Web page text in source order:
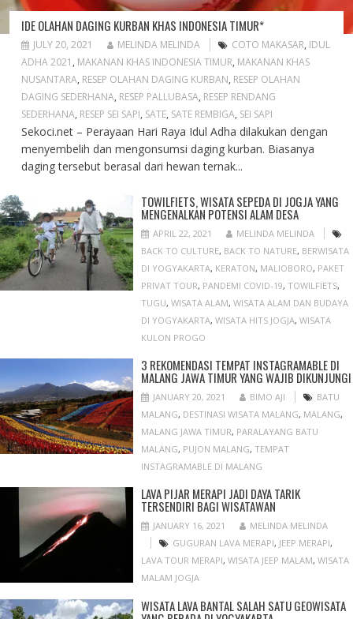
IDE OLAHAN DAGING KURBAN KHAS INDONESIA TIMUR*
JULY 20, 2021 MELINDA MELINDA COTO MAKASAR, IDUL
ADHA 2021 , MAKANAN KHAS INDONESIA TIMUR, MAKANAN KHAS
NUSANTARA, RESEP OLAHAN DAGING KURBAN, RESEP OLAHAN
DAGING SEDERHANA, RESEP PALLUBASA, RESEP RENDANG
SEDERHANA, RESEP SEI SAPI, SATE, SATE REMBIGA, SEI SAPI
Sekoci.net – Perayaan Hari Raya Idul Adha dilakukan dengan
menyembelih dan mengonsumsi daging kurban. Biasanya
daging tersebut berasal dari hewan ternak...
TOWILFIETS, WISATA SEPEDA DI JOGJA YANG
MENGENALKAN POTENSI ALAM DESA
APRIL 22, 2021
MELINDA MELINDA
BACK TO CULTURE, BACK TO NATURE, BERWISATA
DI YOGYAKARTA, KERATON, MALIOBORO, PAKET
PRIVAT TOUR, PANDEMI COVID-19,TOWILFIETS,
TUGU,WISATA ALAM,WISATA ALAM DAN BUDAYA
DI YOGYAKARTA,WISATA HITS JOGJA,WISATA
KULON PROGO
3 REKOMENDASI TEMPAT INSTAGRAMABLE DI
MALANG JAWA TIMUR YANG WAJIB DIKUNJUNGI
JANUARY 20, 2021 BIMO AJI
BATU
MALANG, DESTINASI WISATA MALANG, MALANG,
MALANG JAWA TIMUR, PARALAYANG BATU
MALANG, PUJON MALANG,TEMPAT
INSTAGRAMABLE DI MALANG
LAVA PIJAR MERAPI JADI DAYA TARIK
TERSENDIRI BAGI WISATAWAN
JANUARY 16, 2021
MELINDA MELINDA
GUGURAN LAVA MERAPI, JEEP MERAPI,
LAVA TOUR MERAPI,WISATA JEEP MALAM,WISATA
MALAM JOGJA
WISATA LAVA BANTAL SALAH SATU GEOWISATA